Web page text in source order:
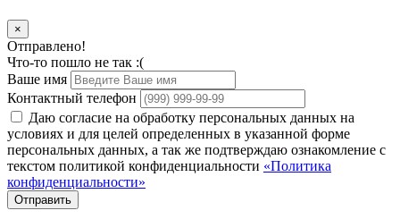
×
Отправлено!
Что-то пошло не так :(
Ваше имя
Контактный телефон
Даю согласие на обработку персональных данных на
условиях и для целей определенных в указанной форме
персональных данных, а так же подтверждаю ознакомление с
текстом политикой конфиденциальности «Политика
конфиденциальности»
Отправить